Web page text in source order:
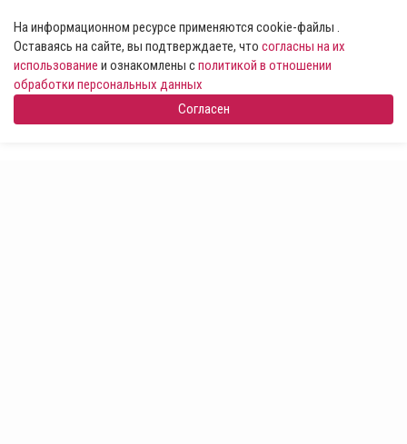
На информационном ресурсе применяются cookie-файлы .
Оставаясь на сайте, вы подтверждаете, что согласны на их
использование и ознакомлены сполитикой в отношении
обработки персональных данных
Согласен